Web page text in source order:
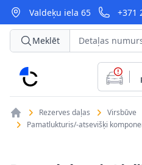
Valdeķu iela 65 +371
CarParts
Meklēt
Rezerves daļas Virsbūve
Pamatlukturis/-atsevišķi